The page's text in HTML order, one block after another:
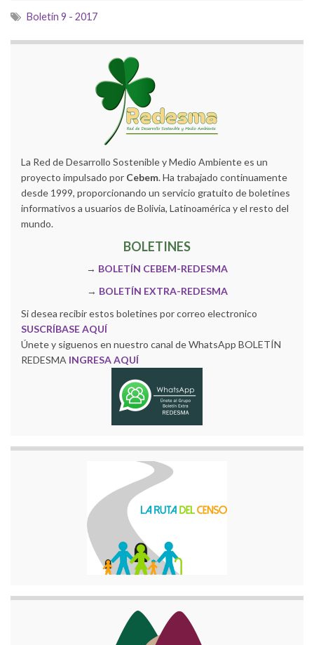
Boletín 9 - 2017
La Red de Desarrollo Sostenible y Medio Ambiente es un
proyecto impulsado por Cebem. Ha trabajado continuamente
desde 1999, proporcionando un servicio gratuito de boletines
informativos a usuarios de Bolivia, Latinoamérica y el resto del
mundo.
BOLETINES
→ BOLETÍN CEBEM-REDESMA
→ BOLETÍN EXTRA-REDESMA
Si desea recibir estos boletines por correo electronico
SUSCRÍBASE AQUÍ
Únete y siguenos en nuestro canal de WhatsApp BOLETÍN
REDESMA INGRESA AQUÍ